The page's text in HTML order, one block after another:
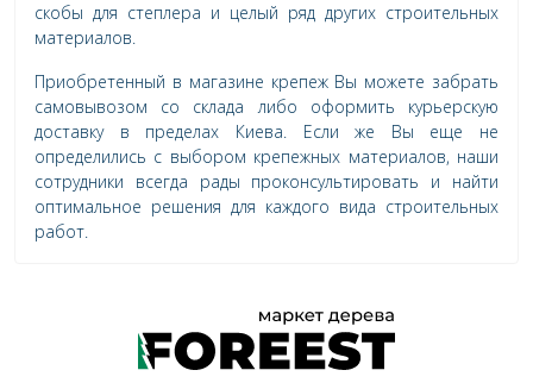
скобы для степлера и целый ряд других строительных
материалов.
Приобретенный в магазине крепеж Вы можете забрать
самовывозом со склада либо оформить курьерскую
доставку в пределах Киева. Если же Вы еще не
определились с выбором крепежных материалов, наши
сотрудники всегда рады проконсультировать и найти
оптимальное решения для каждого вида строительных
работ.